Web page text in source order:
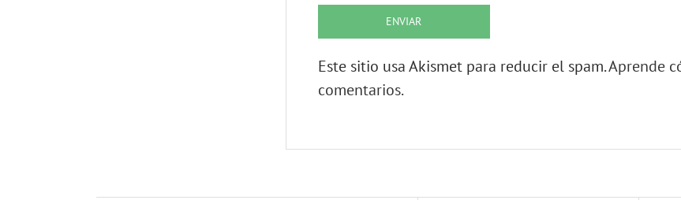
Este sitio usa Akismet para reducir el spam.Aprende
comentarios.